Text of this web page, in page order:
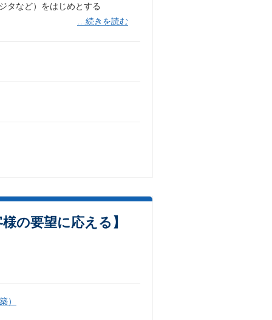
タなど）をはじめとする
…続きを読む
の要望に応える】
）